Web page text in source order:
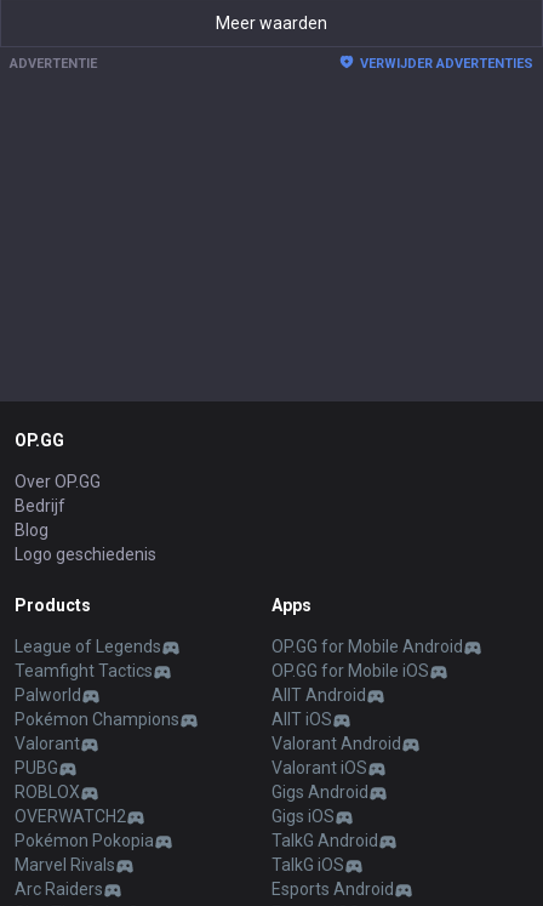
Meer waarden
ADVERTENTIE VERWIJDER ADVERTENTIES
OP.GG
Over OP.GG
Bedrijf
Blog
Logo geschiedenis
Products
League of Legends
Teamfight Tactics
Palworld
Pokémon Champions
Valorant
PUBG
ROBLOX
OVERWATCH2
Pokémon Pokopia
Marvel Rivals
Arc Raiders
Apps
OP.GG for Mobile Android
OP.GG for Mobile iOS
AllT Android
AllT iOS
Valorant Android
Valorant iOS
Gigs Android
Gigs iOS
TalkG Android
TalkG iOS
Esports Android